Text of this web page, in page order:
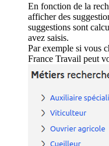
En fonction de la
afficher des
suggestions sont
avez saisis.
Par exemple si vous
France Travail peut